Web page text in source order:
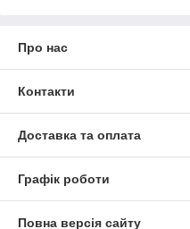
Про нас
Контакти
Доставка та оплата
Графік роботи
Повна версія сайту